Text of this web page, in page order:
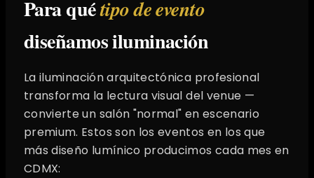
Para quétipo de evento
diseñamos iluminación
La iluminación arquitectónica profesional
transforma la lectura visual del venue —
convierte un salón "normal" en escenario
premium. Estos son los eventos en los que
más diseño lumínico producimos cada mes en
CDMX: